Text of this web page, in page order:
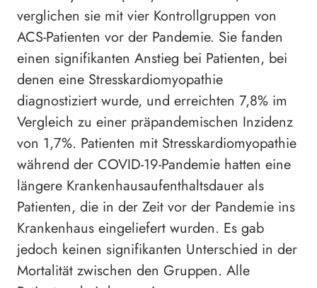
verglichen sie mit vier Kontrollgruppen von
ACS-Patienten vor der Pandemie. Sie fanden
einen signifikanten Anstieg bei Patienten, bei
denen eine Stresskardiomyopathie
diagnostiziert wurde, und erreichten 7,8% im
Vergleich zu einer präpandemischen Inzidenz
von 1,7%. Patienten mit Stresskardiomyopathie
während der COVID-19-Pandemie hatten eine
längere Krankenhausaufenthaltsdauer als
Patienten, die in der Zeit vor der Pandemie ins
Krankenhaus eingeliefert wurden. Es gab
jedoch keinen signifikanten Unterschied in der
Mortalität zwischen den Gruppen. Alle